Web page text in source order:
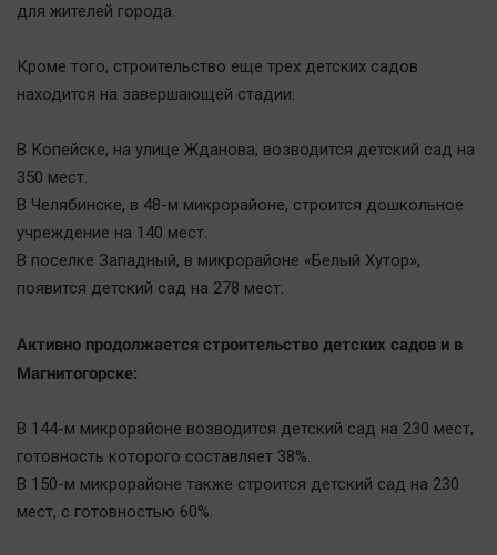
Конкурс
Народная журналистика
Наука
Отдых
Последняя инстанция
Светская жизнь
Тенденции
для жителей города.
Кроме того, строительство еще трех детских садов
находится на завершающей стадии:
В Копейске, на улице Жданова, возводится детский сад на
350 мест.
В Челябинске, в 48-м микрорайоне, строится дошкольное
учреждение на 140 мест.
В поселке Западный, в микрорайоне «Белый Хутор»,
появится детский сад на 278 мест.
Активно продолжается строительство детских садов и в
Магнитогорске:
В 144-м микрорайоне возводится детский сад на 230 мест,
готовность которого составляет 38%.
В 150-м микрорайоне также строится детский сад на 230
мест, с готовностью 60%.